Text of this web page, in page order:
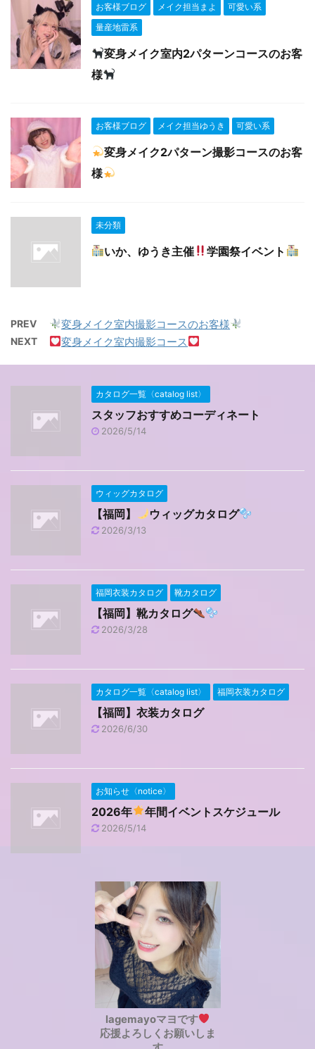
お客様ブログ メイク担当まよ
可愛い系
量産地雷系
変身メイク室内2パターンコースのお客
様
お客様ブログ メイク担当ゆうき 可愛い系
変身メイク2パターン撮影コースのお客
様
未分類
いか、ゆうき主催 学園祭イベント
PREV 変身メイク室内撮影コースのお客様
NEXT 変身メイク室内撮影コース
カタログ一覧〈catalog list〉
スタッフおすすめコーディネート
2026/5/14
ウィッグカタログ
【福岡】 ウィッグカタログ
2026/3/13
福岡衣装カタログ 靴カタログ
【福岡】靴カタログ
2026/3/28
カタログ一覧〈catalog list〉 福岡衣装カタログ
【福岡】衣装カタログ
2026/6/30
お知らせ〈notice〉
2026年 年間イベントスケジュール
2026/5/14
lagemayoマヨです
応援よろしくお願いしま